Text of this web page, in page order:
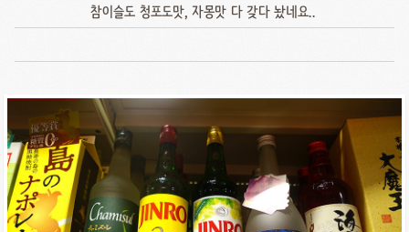
참이슬도 청포도맛, 자몽맛 다 갖다 놨네요..